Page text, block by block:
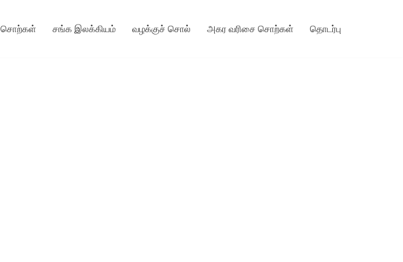
சொற்கள் சங்க இலக்கியம் வழக்குச் சொல் அகர வரிசை சொற்கள் தொடர்பு